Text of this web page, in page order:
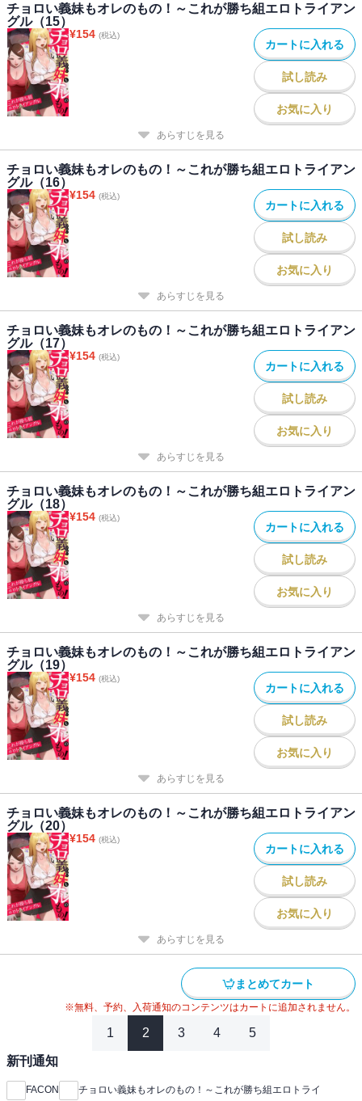
チョロい義妹もオレのもの！～これが勝ち組エロトライアン
グル（15）
¥154 (税込)
カートに入れる
試し読み
お気に入り
あらすじを見る
チョロい義妹もオレのもの！～これが勝ち組エロトライアン
グル（16）
¥154 (税込)
カートに入れる
試し読み
お気に入り
あらすじを見る
チョロい義妹もオレのもの！～これが勝ち組エロトライアン
グル（17）
¥154 (税込)
カートに入れる
試し読み
お気に入り
あらすじを見る
チョロい義妹もオレのもの！～これが勝ち組エロトライアン
グル（18）
¥154 (税込)
カートに入れる
試し読み
お気に入り
あらすじを見る
チョロい義妹もオレのもの！～これが勝ち組エロトライアン
グル（19）
¥154 (税込)
カートに入れる
試し読み
お気に入り
あらすじを見る
チョロい義妹もオレのもの！～これが勝ち組エロトライアン
グル（20）
¥154 (税込)
カートに入れる
試し読み
お気に入り
あらすじを見る
まとめてカート
※無料、予約、入荷通知のコンテンツはカートに追加されません。
1 2 3 4 5
新刊通知
FACON チョロい義妹もオレのもの！～これが勝ち組エロトライ